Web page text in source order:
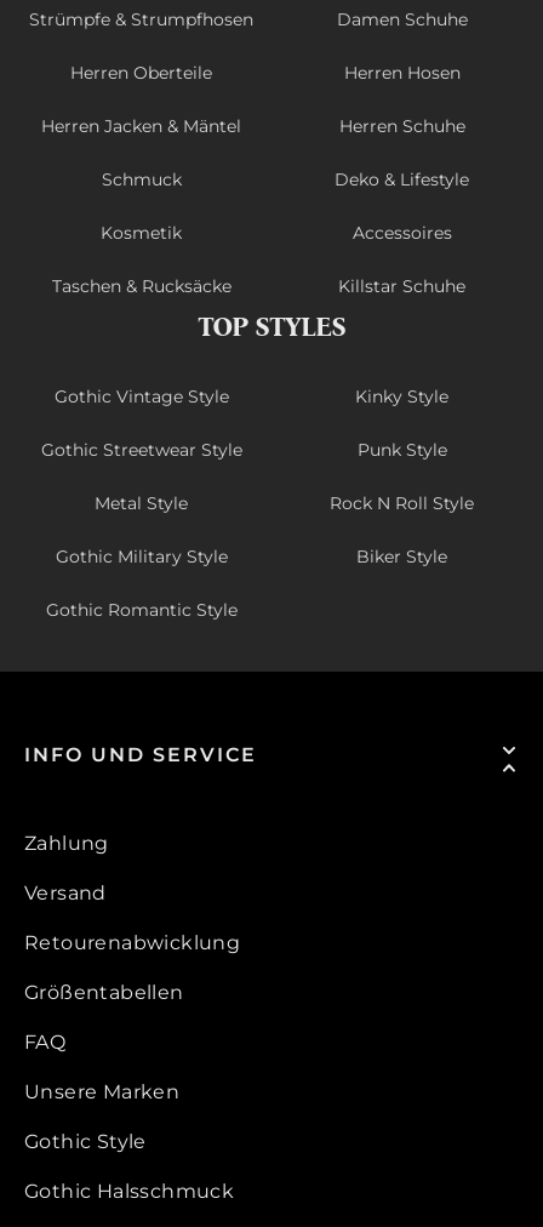
Strümpfe & Strumpfhosen Damen Schuhe
Herren Oberteile Herren Hosen
Herren Jacken & Mäntel Herren Schuhe
Schmuck Deko & Lifestyle
Kosmetik Accessoires
Taschen & Rucksäcke Killstar Schuhe
TOP STYLES
Gothic Vintage Style Kinky Style
Gothic Streetwear Style Punk Style
Metal Style Rock N Roll Style
Gothic Military Style Biker Style
Gothic Romantic Style
INFO UND SERVICE
Zahlung
Versand
Retourenabwicklung
Größentabellen
FAQ
Unsere Marken
Gothic Style
Gothic Halsschmuck